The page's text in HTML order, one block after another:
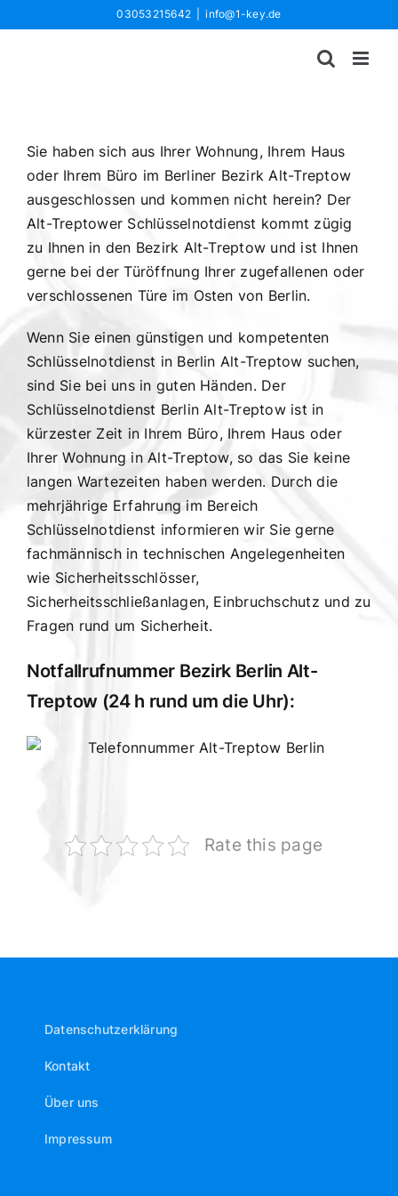
Inhalt
03053215642 info@1-key.de
Sie haben sich aus Ihrer Wohnung, Ihrem Haus
oder Ihrem Büro im Berliner Bezirk Alt-Treptow
ausgeschlossen und kommen nicht herein? Der
Alt-Treptower Schlüsselnotdienst kommt zügig
zu Ihnen in den Bezirk Alt-Treptow und ist Ihnen
gerne bei der Türöffnung Ihrer zugefallenen oder
verschlossenen Türe im Osten von Berlin.
Wenn Sie einen günstigen und kompetenten
Schlüsselnotdienst in Berlin Alt-Treptow suchen,
sind Sie bei uns in guten Händen. Der
Schlüsselnotdienst Berlin Alt-Treptow ist in
kürzester Zeit in Ihrem Büro, Ihrem Haus oder
Ihrer Wohnung in Alt-Treptow, so das Sie keine
langen Wartezeiten haben werden. Durch die
mehrjährige Erfahrung im Bereich
Schlüsselnotdienst informieren wir Sie gerne
fachmännisch in technischen Angelegenheiten
wie Sicherheitsschlösser,
Sicherheitsschließanlagen, Einbruchschutz und zu
Fragen rund um Sicherheit.
Notfallrufnummer Bezirk Berlin Alt-
Treptow (24 h rund um die Uhr):
Rate this page
Datenschutzerklärung
Kontakt
Über uns
Impressum